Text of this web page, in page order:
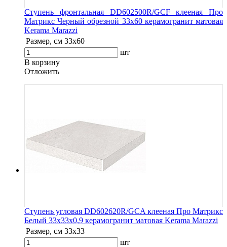
Ступень фронтальная DD602500R/GCF клееная Про
Матрикс Черный обрезной 33x60 керамогранит матовая
Kerama Marazzi
Размер, см 33x60
шт
В корзину
Oтложить
Ступень угловая DD602620R/GCA клееная Про Матрикс
Белый 33x33x0,9 керамогранит матовая Kerama Marazzi
Размер, см 33х33
шт